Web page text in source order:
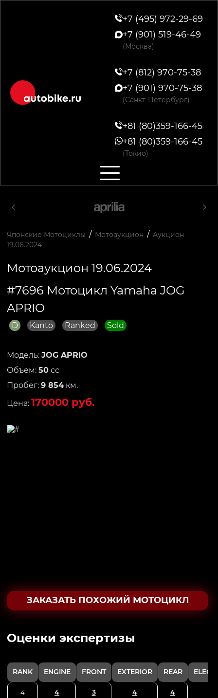
+7 (495) 972-29-69
+7 (901) 519-46-49
(Москва)
+7 (812) 970-75-38
+7 (901) 970-75-38
(Санкт-Петербург)
+81 (80)359-166-45
+81 (80)359-166-45
(Токио)
Японские Мотоциклы / Мотоаукцион / Аукцион
19.06.2024
Мотоаукцион 19.06.2024
#7696 Мотоцикл Yamaha JOG
APRIO
D Kanto Ranked Sold
Модель: JOG APRIO
Объем: 50 сс
Пробег: 9 854 км.
Цена: 170000 руб.
ЗАКАЗАТЬ ПОХОЖИЙ МОТОЦИКЛ
Oценки экспертизы
RANK ENGINE FRONT EXTERIOR REAR
4 4 3 4 4